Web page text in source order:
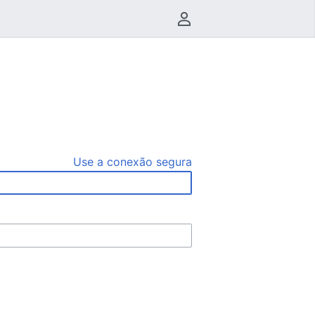
Menu do usuário
Use a conexão segura